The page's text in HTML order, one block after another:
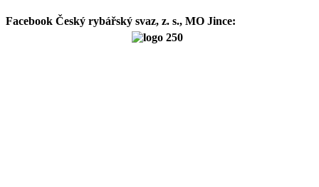
Facebook Český rybářský svaz, z. s., MO Jince: